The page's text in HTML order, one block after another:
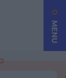
MENU